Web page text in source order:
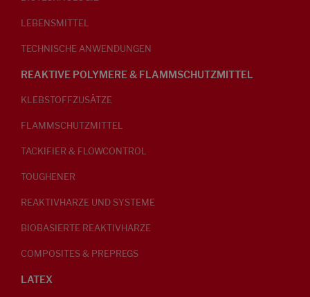
LEBENSMITTEL
TECHNISCHE ANWENDUNGEN
REAKTIVE POLYMERE & FLAMMSCHUTZMITTEL
KLEBSTOFFZUSÄTZE
FLAMMSCHUTZMITTEL
TACKIFIER & FLOWCONTROL
TOUGHENER
REAKTIVHARZE UND SYSTEME
BIOBASIERTE REAKTIVHARZE
COMPOSITES & PREPREGS
LATEX